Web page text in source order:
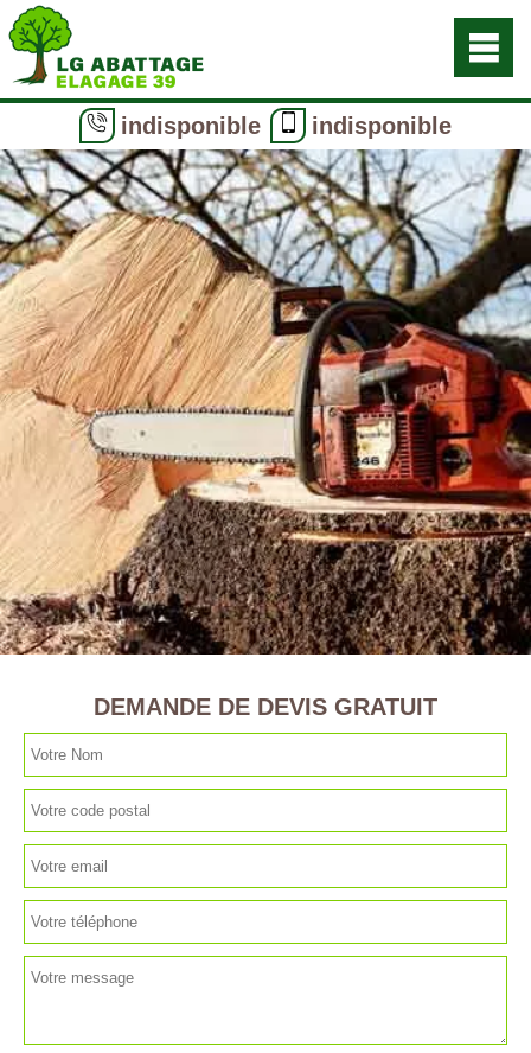
indisponible indisponible
DEMANDE DE DEVIS GRATUIT